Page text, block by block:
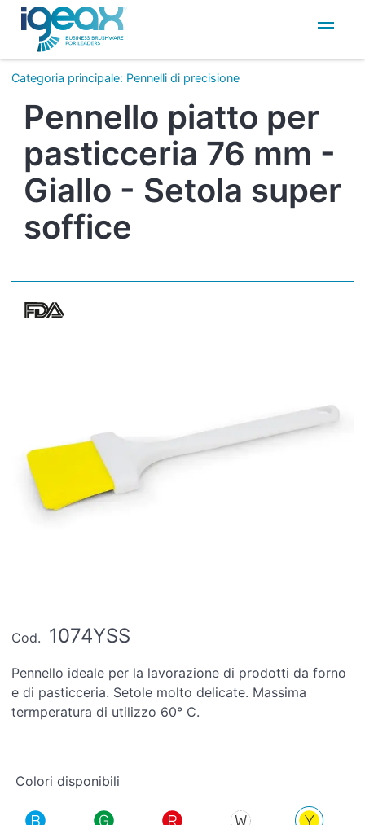
IT
EN
Categoria principale: Pennelli di precisione
Pennello piatto per
pasticceria 76 mm -
Giallo - Setola super
soffice
Cod. 1074YSS
Pennello ideale per la lavorazione di prodotti da forno
e di pasticceria. Setole molto delicate. Massima
termperatura di utilizzo 60° C.
Colori disponibili